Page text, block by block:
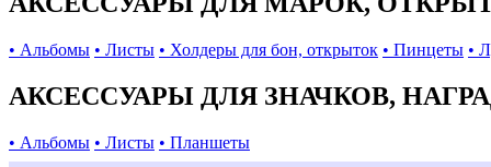
• Альбомы • Листы • Холдеры для бон, открыток • Пинцеты •
АКСЕССУАРЫ ДЛЯ ЗНАЧКОВ,
• Альбомы • Листы • Планшеты